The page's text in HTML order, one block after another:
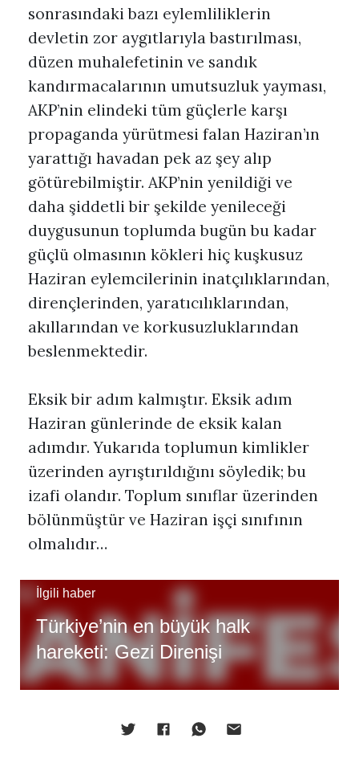
sonrasındaki bazı eylemliliklerin
devletin zor aygıtlarıyla bastırılması,
düzen muhalefetinin ve sandık
kandırmacalarının umutsuzluk yayması,
AKP’nin elindeki tüm güçlerle karşı
propaganda yürütmesi falan Haziran’ın
yarattığı havadan pek az şey alıp
götürebilmiştir. AKP’nin yenildiği ve
daha şiddetli bir şekilde yenileceği
duygusunun toplumda bugün bu kadar
güçlü olmasının kökleri hiç kuşkusuz
Haziran eylemcilerinin inatçılıklarından,
dirençlerinden, yaratıcılıklarından,
akıllarından ve korkusuzluklarından
beslenmektedir.
Eksik bir adım kalmıştır. Eksik adım
Haziran günlerinde de eksik kalan
adımdır. Yukarıda toplumun kimlikler
üzerinden ayrıştırıldığını söyledik; bu
izafi olandır. Toplum sınıflar üzerinden
bölünmüştür ve Haziran işçi sınıfının
olmalıdır…
İlgili haber
Türkiye’nin en büyük halk
hareketi: Gezi Direnişi